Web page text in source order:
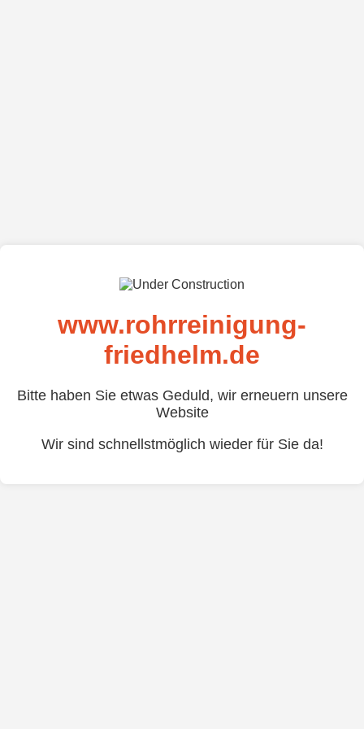
www.rohrreinigung-
friedhelm.de
Bitte haben Sie etwas Geduld, wir erneuern unsere
Website
Wir sind schnellstmöglich wieder für Sie da!